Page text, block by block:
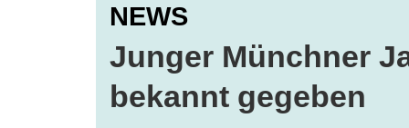
NEWS
Junger Münchner
bekannt gegeben